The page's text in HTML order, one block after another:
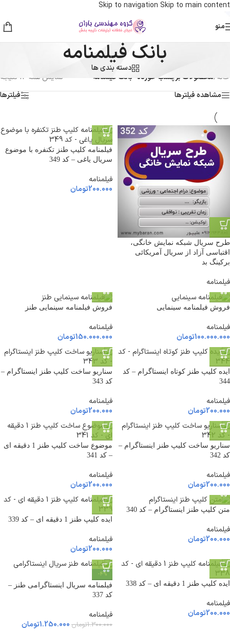
Skip to navigation Skip to main content
منو
بانک فیلمنامه
دسته بندی ها
خانه /محصولات برچسب خورده “بانک فیلمنامه”
نمایش همه 12 نتیجه
مشاهده فیلترها
فیلترها
طرح سریال شبکه نمایش خانگی،
اقتباسی آزاد از سریال آمریکائی
برکینگ بد
فیلمنامه
فیلمنامه کلیپ طنز تکنفره با موضوع
سریال یاغی – کد 349
فیلمنامه
200.000تومان
فروش فیلمنامه سینمایی
فیلمنامه
100.000.000تومان
فروش فیلمنامه سینمایی طنز
فیلمنامه
150.000.000تومان
ایده کلیپ طنز کوتاه اینستاگرام – کد
344
فیلمنامه
200.000تومان
سناریو ساخت کلیپ طنز اینستاگرام –
کد 343
فیلمنامه
200.000تومان
سناریو ساخت کلیپ طنز اینستاگرام –
کد 342
فیلمنامه
200.000تومان
موضوع ساخت کلیپ طنز 1 دقیقه ای
– کد 341
فیلمنامه
200.000تومان
متن کلیپ طنز اینستاگرام – کد 340
فیلمنامه
200.000تومان
ایده کلیپ طنز 1 دقیقه ای – کد 339
فیلمنامه
200.000تومان
ایده کلیپ طنز 1 دقیقه ای – کد 338
فیلمنامه
200.000تومان
-4%
فیلمنامه سریال اینستاگرامی طنز –
کد 337
فیلمنامه
1.300.000تومان 1.250.000تومان